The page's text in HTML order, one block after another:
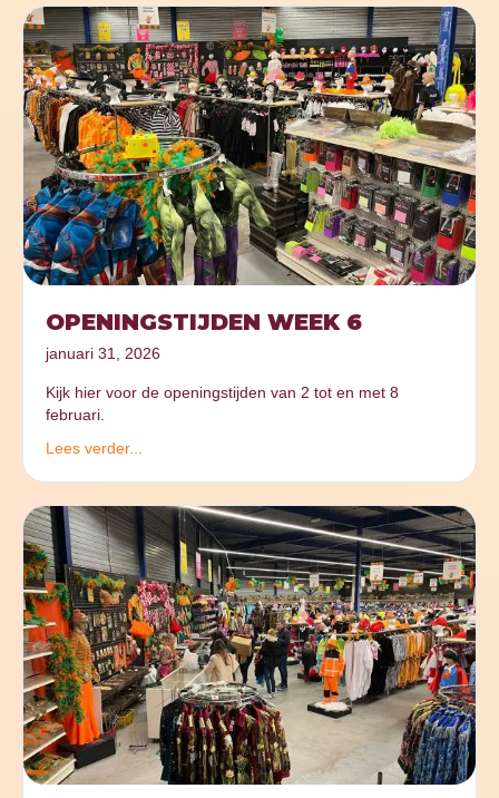
OPENINGSTIJDEN WEEK 6
januari 31, 2026
Kijk hier voor de openingstijden van 2 tot en met 8
februari.
Lees verder...